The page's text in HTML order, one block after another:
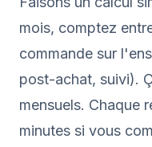
mois, comptez
commande sur
post-achat, suivi).
mensuels. Chaque
minutes si vous